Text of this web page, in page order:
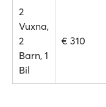
2
Vuxna,
2
Barn, 1
Bil
€ 310